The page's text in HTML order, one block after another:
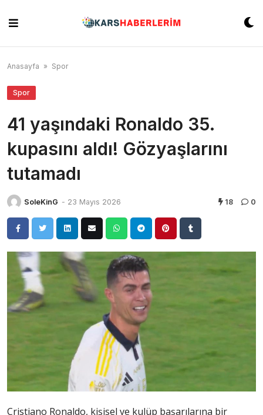
content
Anasayfa » Spor
Spor
41 yaşındaki Ronaldo 35.
kupasını aldı! Gözyaşlarını
tutamadı
SoleKinG - 23 Mayıs 2026 18 0
Cristiano Ronaldo, kişisel ve kulüp başarılarına bir